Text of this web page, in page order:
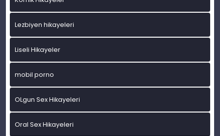
Lezbiyen hikayeleri
Liseli Hikayeler
mobil porno
OLgun Sex Hikayeleri
Oral Sex Hikayeleri